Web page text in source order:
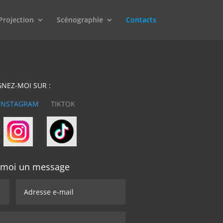
Scénographie Contacts
MOI SUR :
TIKTOK
un message